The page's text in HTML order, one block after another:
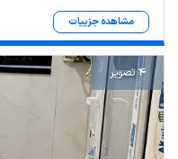
مشاهده جزییات
4 تصویر